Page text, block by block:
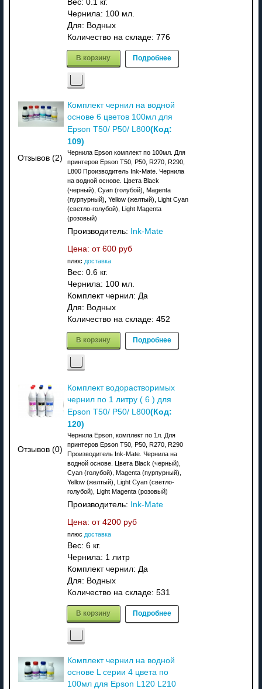
Вес: 0.1 кг.
Чернила: 100 мл.
Для: Водных
Количество на складе: 776
В корзину Подробнее
Отзывов (2)
Комплект чернил на водной
основе 6 цветов 100мл для
Epson T50/ P50/ L800(Код:
109)
Чернила Epson комплект по 100мл. Для
принтеров Epson T50, P50, R270, R290,
L800 Производитель Ink-Mate. Чернила
на водной основе. Цвета Black
(черный), Cyan (голубой), Magenta
(пурпурный), Yellow (желтый), Light Cyan
(светло-голубой), Light Magenta
(розовый)
Производитель: Ink-Mate
Цена: от 600 руб
плюс доставка
Вес: 0.6 кг.
Чернила: 100 мл.
Комплект чернил: Да
Для: Водных
Количество на складе: 452
В корзину Подробнее
Отзывов (0)
Комплект водорастворимых
чернил по 1 литру ( 6 ) для
Epson T50/ P50/ L800(Код:
120)
Чернила Epson, комплект по 1л. Для
принтеров Epson T50, P50, R270, R290
Производитель Ink-Mate. Чернила на
водной основе. Цвета Black (черный),
Cyan (голубой), Magenta (пурпурный),
Yellow (желтый), Light Cyan (светло-
голубой), Light Magenta (розовый)
Производитель: Ink-Mate
Цена: от 4200 руб
плюс доставка
Вес: 6 кг.
Чернила: 1 литр
Комплект чернил: Да
Для: Водных
Количество на складе: 531
В корзину Подробнее
Комплект чернил на водной
основе L серии 4 цвета по
100мл для Epson L120 L210